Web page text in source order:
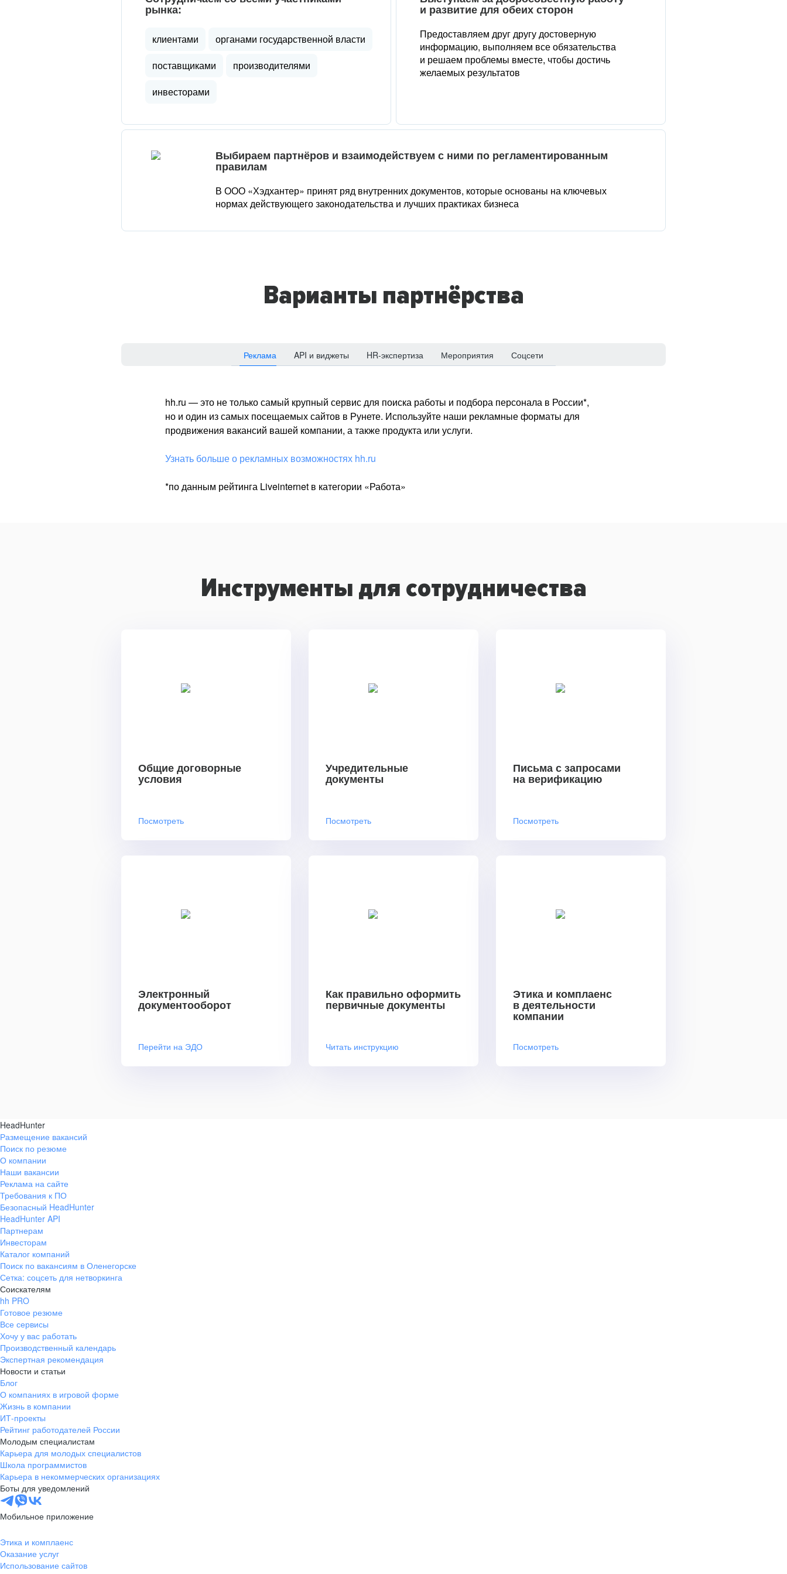
рынка:
клиентами
органами государственной власти
поставщиками
производителями
инвесторами
и развитие для обеих сторон
Предоставляем друг другу достоверную
информацию, выполняем все обязательства
и решаем проблемы вместе, чтобы достичь
желаемых результатов
Выбираем партнёров и взаимодействуем с ними по регламентированным
правилам
В ООО «Хэдхантер» принят ряд внутренних документов, которые основаны на ключевых
нормах действующего законодательства и лучших практиках бизнеса
Варианты партнёрства
Реклама API и виджеты HR-экспертиза Мероприятия Соцсети
hh.ru — это не только самый крупный сервис для поиска работы и подбора персонала в России*,
но и один из самых посещаемых сайтов в Рунете. Используйте наши рекламные форматы для
продвижения вакансий вашей компании, а также продукта или услуги.
Узнать больше о рекламных возможностях hh.ru
*по данным рейтинга Liveinternet в категории «Работа»
Инструменты для сотрудничества
Общие договорные
условия
Посмотреть
Учредительные
документы
Посмотреть
Письма с запросами
на верификацию
Посмотреть
Электронный
документооборот
Перейти на ЭДО
Как правильно оформить
первичные документы
Читать инструкцию
Этика и комплаенс
в деятельности
компании
Посмотреть
HeadHunter
Размещение вакансий
Поиск по резюме
О компании
Наши вакансии
Реклама на сайте
Требования к ПО
Безопасный HeadHunter
HeadHunter API
Партнерам
Инвесторам
Каталог компаний
Поиск по вакансиям в Оленегорске
Сетка: соцсеть для нетворкинга
Соискателям
hh PRO
Готовое резюме
Все сервисы
Хочу у вас работать
Производственный календарь
Экспертная рекомендация
Новости и статьи
Блог
О компаниях в игровой форме
Жизнь в компании
ИТ-проекты
Рейтинг работодателей России
Молодым специалистам
Карьера для молодых специалистов
Школа программистов
Карьера в некоммерческих организациях
Боты для уведомлений
Мобильное приложение
Этика и комплаенс
Оказание услуг
Использование сайтов